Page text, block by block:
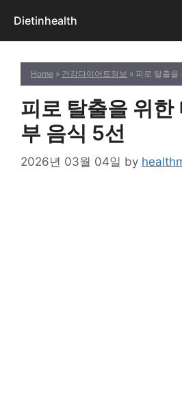
content
Dietinhealth
Home » 건강다이어트정보 » 피로 탈출을
피로 탈출을 위한
부 음식 5선
2026년 03월 04일 by